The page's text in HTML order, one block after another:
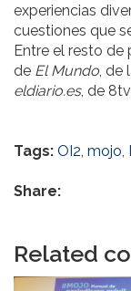
experiencias
cuestiones que
Entre el resto de
de El Mundo ,
eldiario.es, de
Tags: OI2 mojo
Share:
Related